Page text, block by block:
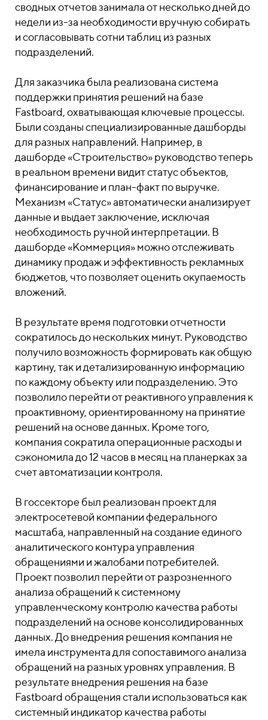
сводных отчетов занимала от несколько дней до
недели из-за необходимости вручную собирать
и согласовывать сотни таблиц из разных
подразделений.
Для заказчика была реализована система
поддержки принятия решений на базе
Fastboard, охватывающая ключевые процессы.
Были созданы специализированные дашборды
для разных направлений. Например, в
дашборде «Строительство» руководство теперь
в реальном времени видит статус объектов,
финансирование и план-факт по выручке.
Механизм «Статус» автоматически анализирует
данные и выдает заключение, исключая
необходимость ручной интерпретации. В
дашборде «Коммерция» можно отслеживать
динамику продаж и эффективность рекламных
бюджетов, что позволяет оценить окупаемость
вложений.
В результате время подготовки отчетности
сократилось до нескольких минут. Руководство
получило возможность формировать как общую
картину, так и детализированную информацию
по каждому объекту или подразделению. Это
позволило перейти от реактивного управления к
проактивному, ориентированному на принятие
решений на основе данных. Кроме того,
компания сократила операционные расходы и
сэкономила до 12 часов в месяц на планерках за
счет автоматизации контроля.
В госсекторе был реализован проект для
электросетевой компании федерального
масштаба, направленный на создание единого
аналитического контура управления
обращениями и жалобами потребителей.
Проект позволил перейти от разрозненного
анализа обращений к системному
управленческому контролю качества работы
подразделений на основе консолидированных
данных. До внедрения решения компания не
имела инструмента для сопоставимого анализа
обращений на разных уровнях управления. В
результате внедрения решения на базе
Fastboard обращения стали использоваться как
системный индикатор качества работы